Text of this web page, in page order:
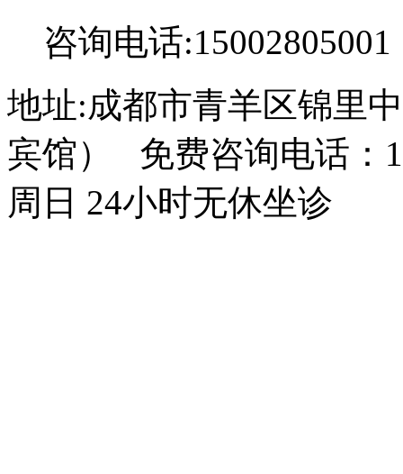
咨询电话:15002805001
地址:成都市青羊区锦里
宾馆） 免费咨询电话：
周日 24小时无休坐诊